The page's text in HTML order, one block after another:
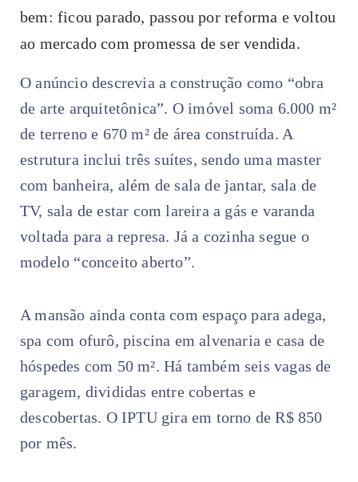
bem: ficou parado, passou por reforma e voltou
ao mercado com promessa de ser vendida.
O anúncio descrevia a construção como “obra
de arte arquitetônica”. O imóvel soma 6.000 m²
de terreno e 670 m² de área construída. A
estrutura inclui três suítes, sendo uma master
com banheira, além de sala de jantar, sala de
TV, sala de estar com lareira a gás e varanda
voltada para a represa. Já a cozinha segue o
modelo “conceito aberto”.
A mansão ainda conta com espaço para adega,
spa com ofurô, piscina em alvenaria e casa de
hóspedes com 50 m². Há também seis vagas de
garagem, divididas entre cobertas e
descobertas. O IPTU gira em torno de R$ 850
por mês.